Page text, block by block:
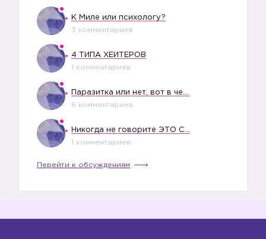
К Миле или психологу?
3 комментариев
4 ТИПА ХЕЙТЕРОВ
1 комментариев
6 комментариев
1 комментариев
Перейти к обсуждениям